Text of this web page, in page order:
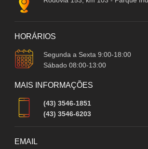
HORÁRIOS
Segunda a Sexta 9:00-18:00
Sábado 08:00-13:00
MAIS INFORMAÇÕES
(43) 3546-1851
(43) 3546-6203
EMAIL